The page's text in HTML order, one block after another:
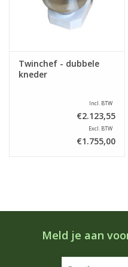
Twinchef - dubbele
kneder
Incl. BTW
€2.123,55
Excl. BTW
€1.755,00
Meld je aan